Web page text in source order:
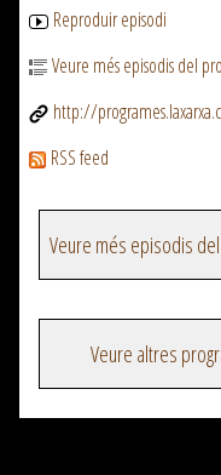
Reproduir episodi
Veure més episodis del
http://
RSS feed
Veure altres